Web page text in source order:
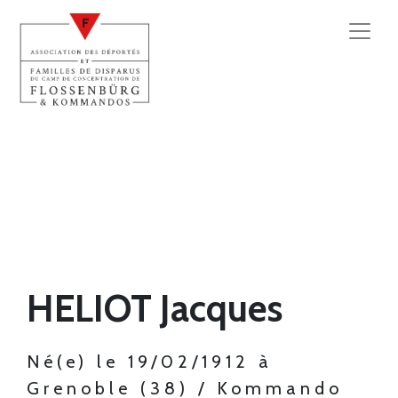
HELIOT Jacques
Né(e) le 19/02/1912 à
Grenoble (38) / Kommando